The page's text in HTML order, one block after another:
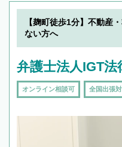
【麹町徒歩1分】不動産
ない方へ
弁護士法人IGT法
オンライン相談可 全国出張